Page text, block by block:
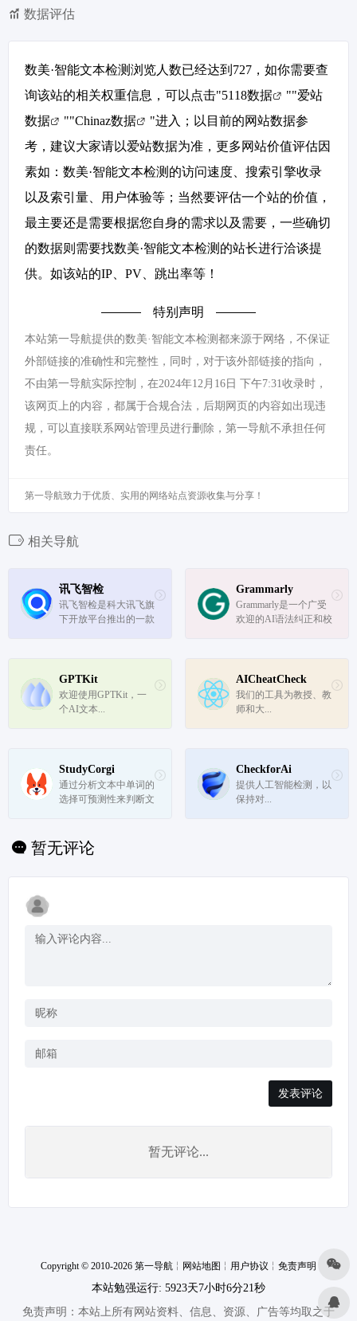
数据评估
数美·智能文本检测浏览人数已经达到727，如你需要查
询该站的相关权重信息，可以点击"5118数据 ""爱站
数据
""Chinaz数据
"进入；以目前的网站数据参
考，建议大家请以爱站数据为准，更多网站价值评估因
素如：数美·智能文本检测的访问速度、搜索引擎收录
以及索引量、用户体验等；当然要评估一个站的价值，
最主要还是需要根据您自身的需求以及需要，一些确切
的数据则需要找数美·智能文本检测的站长进行洽谈提
供。如该站的IP、PV、跳出率等！
特别声明
本站第一导航提供的数美·智能文本检测都来源于网络，不保证
外部链接的准确性和完整性，同时，对于该外部链接的指向，
不由第一导航实际控制，在2024年12月16日 下午7:31收录时，
该网页上的内容，都属于合规合法，后期网页的内容如出现违
规，可以直接联系网站管理员进行删除，第一导航不承担任何
责任。
第一导航致力于优质、实用的网络站点资源收集与分享！
相关导航
讯飞智检
讯飞智检是科大讯飞旗
下开放平台推出的一款
文本纠错，支持对纯文
本、Word、图片、音
频、视频进行批量审
Grammarly
Grammarly是一个广受
欢迎的AI语法纠正和校
GPTKit
欢迎使用GPTKit，一
个AI文本...
AICheatCheck
我们的工具为教授、教
师和大...
StudyCorgi
通过分析文本中单词的
选择可预测性来判断文
来更人工。
CheckforAi
提供人工智能检测，以
保持对...
暂无评论
发表评论
暂无评论...
Copyright © 2010-2026 第一导航 ╎ 网站地图 ╎ 用户协议 ╎ 免责声明
本站勉强运行: 5923天7小时6分22秒
免责声明：本站上所有网站资料、信息、资源、广告等均取之于